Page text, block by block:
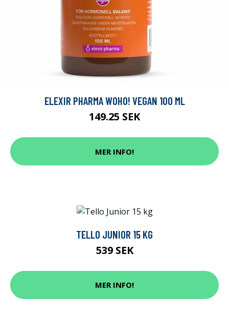
ELEXIR PHARMA WOHO! VEGAN 100 ML
149.25 SEK
MER INFO!
TELLO JUNIOR 15 KG
539 SEK
MER INFO!